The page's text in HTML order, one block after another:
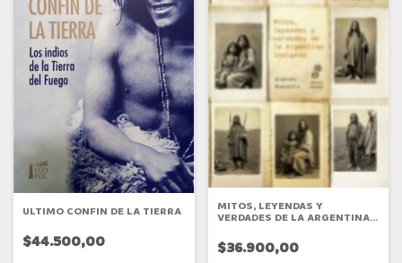
ULTIMO CONFIN DE LA TIERRA
$44.500,00
MITOS, LEYENDAS Y
VERDADES DE LA ARGENTINA
$36.900,00